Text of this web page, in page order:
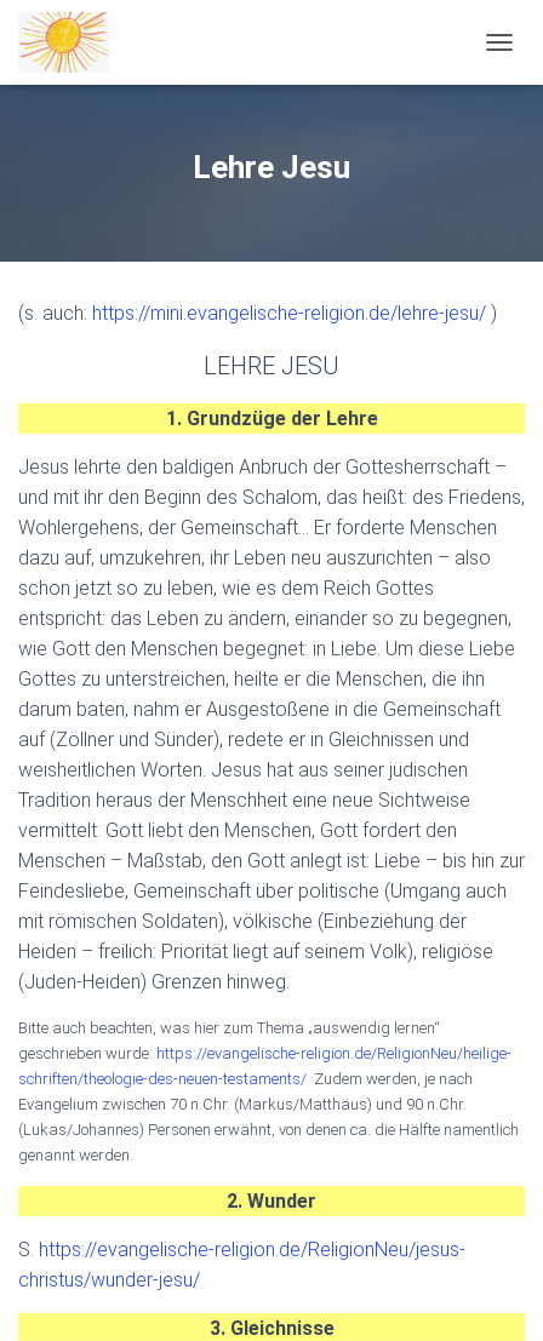
Lehre Jesu
(s. auch: https://mini.evangelische-religion.de/lehre-jesu/ )
LEHRE JESU
1. Grundzüge der Lehre
Jesus lehrte den baldigen Anbruch der Gottesherrschaft –
und mit ihr den Beginn des Schalom, das heißt: des Friedens,
Wohlergehens, der Gemeinschaft… Er forderte Menschen
dazu auf, umzukehren, ihr Leben neu auszurichten – also
schon jetzt so zu leben, wie es dem Reich Gottes
entspricht: das Leben zu ändern, einander so zu begegnen,
wie Gott den Menschen begegnet: in Liebe. Um diese Liebe
Gottes zu unterstreichen, heilte er die Menschen, die ihn
darum baten, nahm er Ausgestoßene in die Gemeinschaft
auf (Zöllner und Sünder), redete er in Gleichnissen und
weisheitlichen Worten. Jesus hat aus seiner jüdischen
Tradition heraus der Menschheit eine neue Sichtweise
vermittelt: Gott liebt den Menschen, Gott fordert den
Menschen – Maßstab, den Gott anlegt ist: Liebe – bis hin zur
Feindesliebe, Gemeinschaft über politische (Umgang auch
mit römischen Soldaten), völkische (Einbeziehung der
Heiden – freilich: Priorität liegt auf seinem Volk), religiöse
(Juden-Heiden) Grenzen hinweg.
Bitte auch beachten, was hier zum Thema „auswendig lernen“
geschrieben wurde: https://evangelische-religion.de/ReligionNeu/heilige-
schriften/theologie-des-neuen-testaments/ Zudem werden, je nach
Evangelium zwischen 70 n.Chr. (Markus/Matthäus) und 90 n.Chr.
(Lukas/Johannes) Personen erwähnt, von denen ca. die Hälfte namentlich
genannt werden.
2. Wunder
S. https://evangelische-religion.de/ReligionNeu/jesus-
christus/wunder-jesu/
3. Gleichnisse